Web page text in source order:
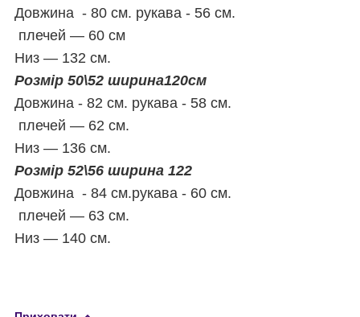
Довжина - 80 см. рукава - 56 см.
плечей — 60 см
Низ — 132 см.
Розмір 50\52 ширина120см
Довжина - 82 см. рукава - 58 см.
плечей — 62 см.
Низ — 136 см.
Розмір 52\56 ширина 122
Довжина - 84 см.рукава - 60 см.
плечей — 63 см.
Низ — 140 см.